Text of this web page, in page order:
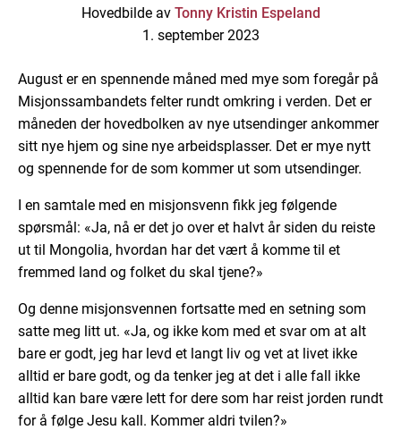
Hovedbilde av Tonny Kristin Espeland
1. september 2023
August er en spennende måned med mye som foregår på
Misjonssambandets felter rundt omkring i verden. Det er
måneden der hovedbolken av nye utsendinger ankommer
sitt nye hjem og sine nye arbeidsplasser. Det er mye nytt
og spennende for de som kommer ut som utsendinger.
I en samtale med en misjonsvenn fikk jeg følgende
spørsmål: «Ja, nå er det jo over et halvt år siden du reiste
ut til Mongolia, hvordan har det vært å komme til et
fremmed land og folket du skal tjene?»
Og denne misjonsvennen fortsatte med en setning som
satte meg litt ut. «Ja, og ikke kom med et svar om at alt
bare er godt, jeg har levd et langt liv og vet at livet ikke
alltid er bare godt, og da tenker jeg at det i alle fall ikke
alltid kan bare være lett for dere som har reist jorden rundt
for å følge Jesu kall. Kommer aldri tvilen?»